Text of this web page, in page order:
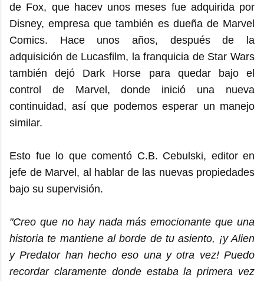
de Fox, que hacev unos meses fue adquirida por
Disney, empresa que también es dueña de Marvel
Comics. Hace unos años, después de la
adquisición de Lucasfilm, la franquicia de Star Wars
también dejó Dark Horse para quedar bajo el
control de Marvel, donde inició una nueva
continuidad, así que podemos esperar un manejo
similar.
Esto fue lo que comentó C.B. Cebulski, editor en
jefe de Marvel, al hablar de las nuevas propiedades
bajo su supervisión.
"Creo que no hay nada más emocionante que una
historia te mantiene al borde de tu asiento, ¡y Alien
y Predator han hecho eso una y otra vez! Puedo
recordar claramente donde estaba la primera vez